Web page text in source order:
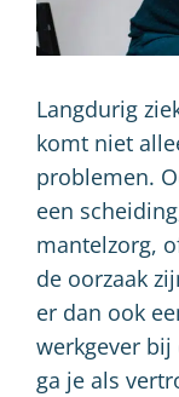
Langdurig
komt niet
problemen.
een
mantelzorg,
de oorzaak
er dan ook
werkgever bij
ga je als